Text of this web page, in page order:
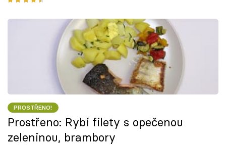
PROSTŘENO!
Prostřeno: Rybí filety s opečenou
zeleninou, brambory